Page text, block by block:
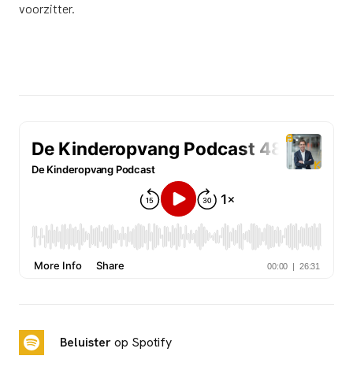
voorzitter.
Beluisterop Spotify